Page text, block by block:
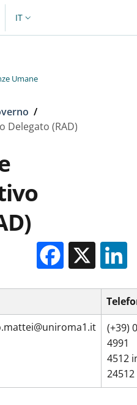
SELETTORE LINGUA:
IT
Umane
/
Delegato (RAD)
X
(+39)
4991
4512
24512